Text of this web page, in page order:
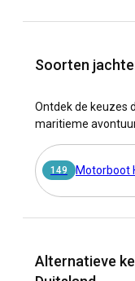
Soorten
Ontdek de keuzes
maritieme
149 Motorboot
Alternatieve